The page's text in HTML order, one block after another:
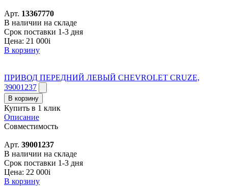
Арт. 13367770
В наличии на складе
Срок поставки 1-3 дня
Цена: 21 000i
В корзину
ПРИВОД ПЕРЕДНИЙ ЛЕВЫЙ CHEVROLET CRUZE,
39001237
В корзину
Купить в 1 клик
Описание
Совместимость
Арт. 39001237
В наличии на складе
Срок поставки 1-3 дня
Цена: 22 000i
В корзину